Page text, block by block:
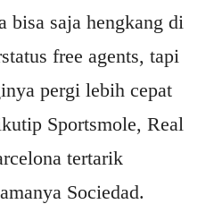
bisa saja hengkang di
free agents, tapi
pergi lebih cepat
Sportsmole, Real
tertarik
Sociedad.